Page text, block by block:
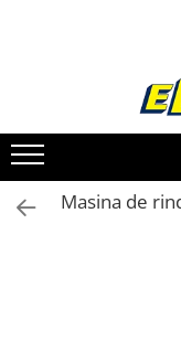
Prelucrare metal
Fierastraie pentru
Ferastraie mobile
Fierastraie
Ferastraie circulare
Masina de